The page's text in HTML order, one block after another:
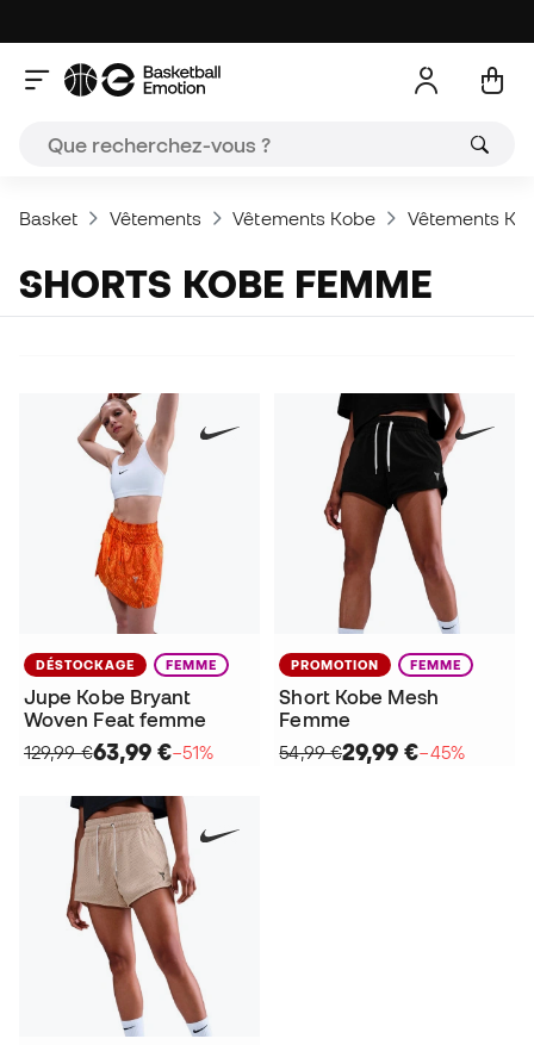
Basket Vêtements Vêtements Kobe Vêtements
SHORTS KOBE FEMME
DÉSTOCKAGE FEMME
Jupe Kobe Bryant
Woven Feat femme
129,99 €63,99 €−51%
PROMOTION FEMME
Short Kobe Mesh
Femme
54,99 €29,99 €−45%